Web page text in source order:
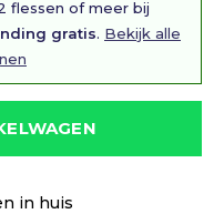
flessen of meer bij
gratis. Bekijk alle
in huis